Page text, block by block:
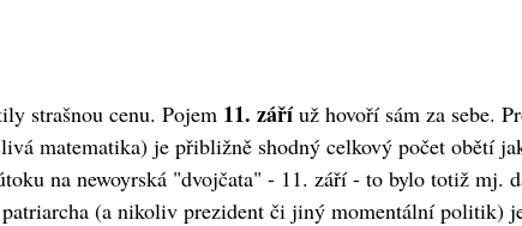
strašnou cenu. Pojem 11. záříuž hovoří sám za sebe.
matematika) je přibližně shodný celkový počet obětí
na newoyrská "dvojčata" - 11. září - to bylo totiž mj.
(a nikoliv prezident či jiný momentální politik)